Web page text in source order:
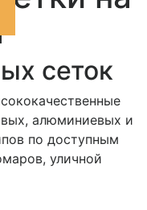
сеток
алюминиевых и
по доступным
уличной